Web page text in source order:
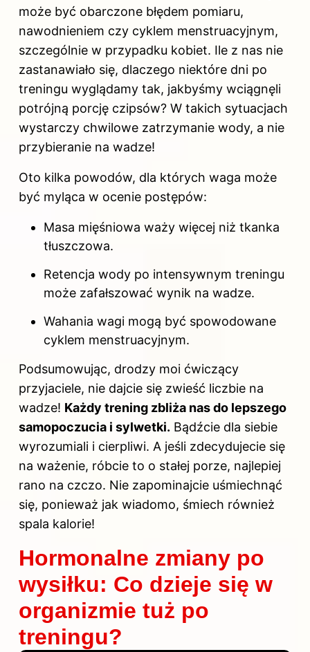
może być obarczone błędem pomiaru,
nawodnieniem czy cyklem menstruacyjnym,
szczególnie w przypadku kobiet. Ile z nas nie
zastanawiało się, dlaczego niektóre dni po
treningu wyglądamy tak, jakbyśmy wciągnęli
potrójną porcję czipsów? W takich sytuacjach
wystarczy chwilowe zatrzymanie wody, a nie
przybieranie na wadze!
Oto kilka powodów, dla których waga może
być myląca w ocenie postępów:
Masa mięśniowa waży więcej niż tkanka
tłuszczowa.
Retencja wody po intensywnym treningu
może zafałszować wynik na wadze.
Wahania wagi mogą być spowodowane
cyklem menstruacyjnym.
Podsumowując, drodzy moi ćwiczący
przyjaciele, nie dajcie się zwieść liczbie na
wadze! Każdy trening zbliża nas do lepszego
samopoczucia i sylwetki. Bądźcie dla siebie
wyrozumiali i cierpliwi. A jeśli zdecydujecie się
na ważenie, róbcie to o stałej porze, najlepiej
rano na czczo. Nie zapominajcie uśmiechnąć
się, ponieważ jak wiadomo, śmiech również
spala kalorie!
Hormonalne zmiany po
wysiłku: Co dzieje się w
organizmie tuż po
treningu?